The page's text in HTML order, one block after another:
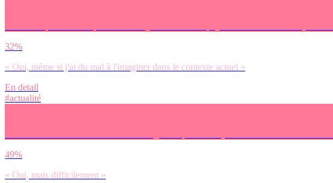
32%
« Oui, même si j'ai du mal à l'imaginer dans le contexte actuel »
En detail
#actualité
49%
« Oui, mais difficilement »